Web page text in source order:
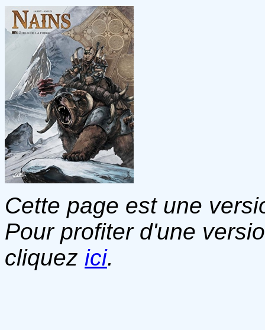
Cette page est une
Pour profiter d'une
cliquez ici.